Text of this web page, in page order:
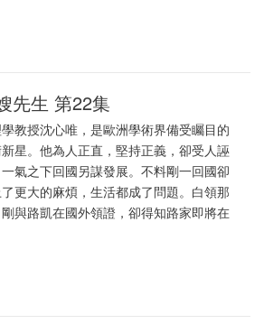
先生 第22集
教授沈心唯，是歐洲學術界備受矚目的
星。他為人正直，堅持正義，卻受人誣
氣之下回國另謀發展。不料剛一回國卻
更大的麻煩，生活都成了問題。白領那
與路凱在國外領證，卻得知路家即將在